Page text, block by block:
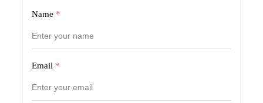
Name *
Email *